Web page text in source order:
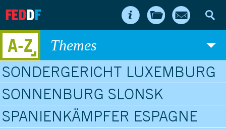
FEDDF
A-Z Themes
SONDERGERICHT LUXEMBURG
SONNENBURG SLONSK
SPANIENKÄMPFER ESPAGNE